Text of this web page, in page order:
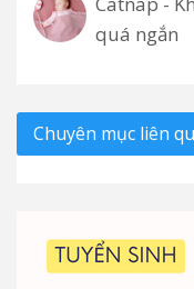
quá ngắn
Chuyên mục liên